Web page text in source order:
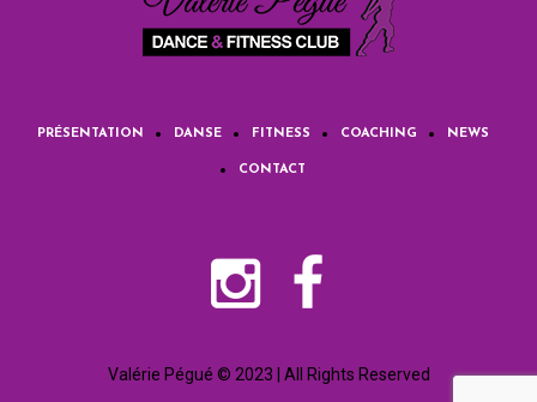
PRÉSENTATION DANSE FITNESS COACHING NEWS
CONTACT
Valérie Pégué © 2023 | All Rights Reserved